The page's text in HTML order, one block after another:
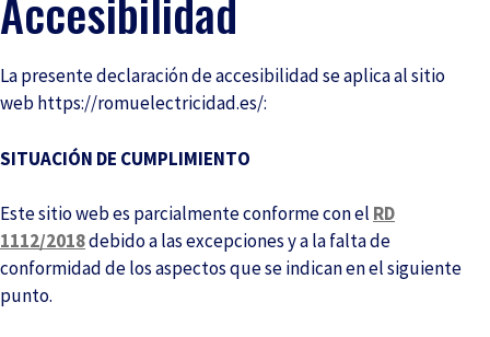
La presente declaración de accesibilidad se aplica al sitio
web https://romuelectricidad.es/:
SITUACIÓN DE CUMPLIMIENTO
Este sitio web es parcialmente conforme con el RD
1112/2018debido a las excepciones y a la falta de
conformidad de los aspectos que se indican en el siguiente
punto.